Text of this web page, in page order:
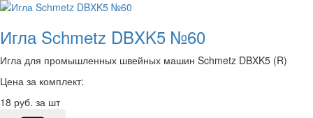
Игла Schmetz DBXK5 №60
Игла для промышленных швейных машин Schmetz DBXK5 (R)
Цена за комплект:
18 руб. за шт